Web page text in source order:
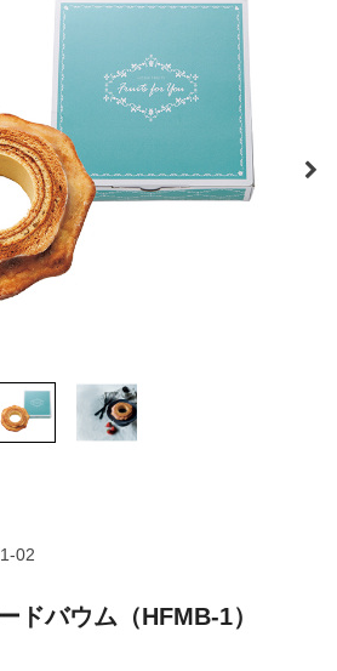
ドバウム（HFMB-1）
02